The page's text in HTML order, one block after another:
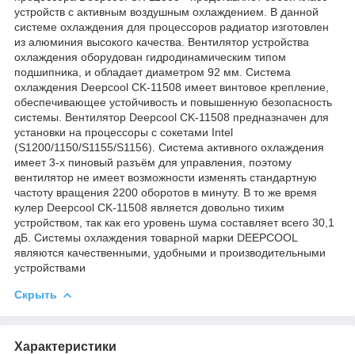
устройств с активным воздушным охлаждением. В данной
системе охлаждения для процессоров радиатор изготовлен
из алюминия высокого качества. Вентилятор устройства
охлаждения оборудован гидродинамическим типом
подшипника, и обладает диаметром 92 мм. Система
охлаждения Deepcool CK-11508 имеет винтовое крепление,
обеспечивающее устойчивость и повышенную безопасность
системы. Вентилятор Deepcool CK-11508 предназначен для
установки на процессоры с сокетами Intel
(S1200/1150/S1155/S1156). Система активного охлаждения
имеет 3-х пиновый разъём для управления, поэтому
вентилятор не имеет возможности изменять стандартную
частоту вращения 2200 оборотов в минуту. В то же время
кулер Deepcool CK-11508 является довольно тихим
устройством, так как его уровень шума составляет всего 30,1
дБ. Системы охлаждения товарной марки DEEPCOOL
являются качественными, удобными и производительными
устройствами
Скрыть
Характеристики